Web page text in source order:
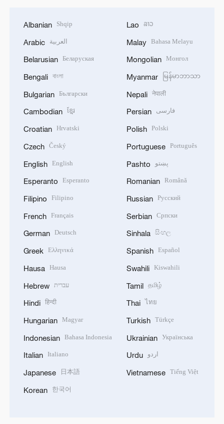
Albanian Shqip
Arabic العربية
Belarusian Беларуская
Bengali বাংলা
Bulgarian Български
Cambodian ខ្មែរ
Croatian Hrvatski
Czech Český
English English
Esperanto Esperanto
Filipino Filipino
French Français
German Deutsch
Greek Ελληνικά
Hausa Hausa
Hebrew עברית
Hindi हिन्दी
Hungarian Magyar
Indonesian Bahasa Indonesia
Italian Italiano
Japanese 日本語
Korean 한국어
Lao ລາວ
Malay Bahasa Melayu
Mongolian Монгол
Myanmar မြန်မာဘာသာ
Nepali नेपाली
Persian فارسی
Polish Polski
Portuguese Português
Pashto پښتو
Romanian Română
Russian Русский
Serbian Српски
Sinhala සිංහල
Spanish Español
Swahili Kiswahili
Tamil தமிழ்
Thai ไทย
Turkish Türkçe
Ukrainian Українська
Urdu اردو
Vietnamese Tiếng Việt